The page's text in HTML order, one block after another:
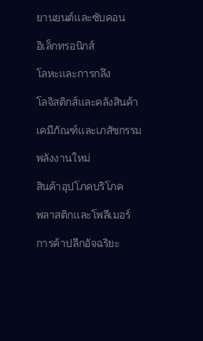
ยานยนต์และซับคอน
อิเล็กทรอนิกส์
โลหะและการกลึง
โลจิสติกส์และคลังสินค้า
เคมีภัณฑ์และเภสัชกรรม
พลังงานใหม่
สินค้าอุปโภคบริโภค
พลาสติกและโพลีเมอร์
การค้าปลีกอัจฉริยะ